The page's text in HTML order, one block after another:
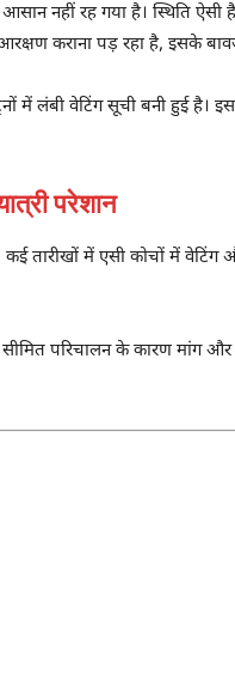
नहीं रह गया है। स्थिति ऐसी है
कराना पड़ रहा है, इसके
लंबी वेटिंग सूची बनी हुई है।
परेशान
कई तारीखों में एसी कोचों में
परिचालन के कारण मांग और